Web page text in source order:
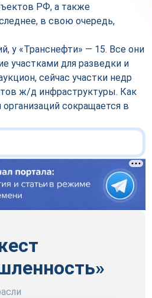
РФ, а также
в свою очередь,
у «Транснефти» — 15. Все они
участками для разведки и
сейчас участки недр
ж/д инфраструктуры. Как
сокращается в